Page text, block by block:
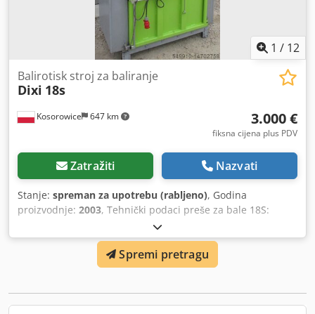
1 / 12
Kosorowice 647 km
Balirotisk stroj za baliranje
Dixi 18s
3.000 €
fiksna cijena plus PDV
Zatražiti Nazvati
Stanje: spreman za upotrebu (rabljeno), Godina
proizvodnje: 2003, Tehnički podaci preše za bale 18S:
Motor: 4 kW Priključni napon: 400/50 V/Hz Sila prešanja:
maks. 180 kN Vrijeme ciklusa: 22 s Vrijeme prešanja: 12 s
Otvor za punjenje šir. x vis.: 107 x 62 cm Visina ulaza od
poda: 98 cm Izbačena bala* šir. x vis. x dub.: cca 110 x 70 x
dub. x vis.: 152 x 95 x 197 cm Težina: 850 kg Dodpora
Spremi pretragu